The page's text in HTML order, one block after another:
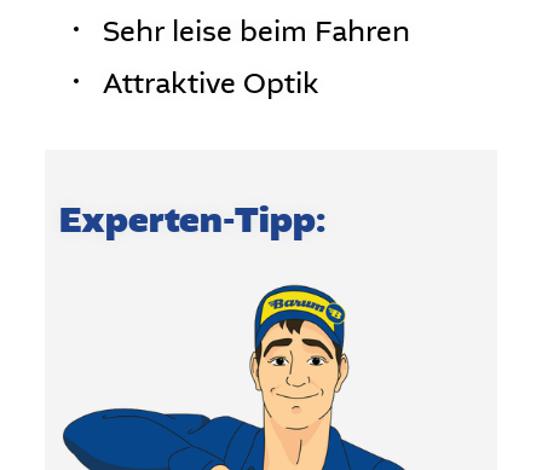
Sehr leise beim Fahren
Attraktive Optik
Experten-Tipp: